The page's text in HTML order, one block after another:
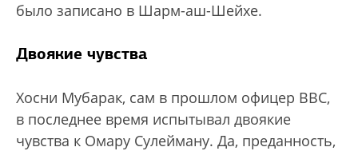
было записано в Шарм-аш-Шейхе.
Двоякие чувства
Хосни Мубарак, сам в прошлом офицер ВВС,
в последнее время испытывал двоякие
чувства к Омару Сулейману. Да, преданность,